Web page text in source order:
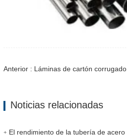
Anterior : Láminas de cartón corrugado
Noticias relacionadas